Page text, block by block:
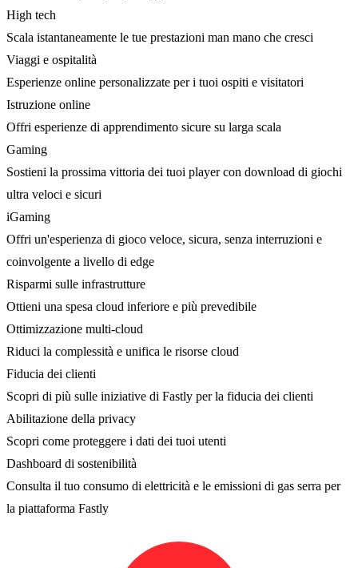
High tech
Scala istantaneamente le tue prestazioni man mano che cresci
Viaggi e ospitalità
Esperienze online personalizzate per i tuoi ospiti e visitatori
Istruzione online
Offri esperienze di apprendimento sicure su larga scala
Gaming
Sostieni la prossima vittoria dei tuoi player con download di giochi
ultra veloci e sicuri
iGaming
Offri un'esperienza di gioco veloce, sicura, senza interruzioni e
coinvolgente a livello di edge
Risparmi sulle infrastrutture
Ottieni una spesa cloud inferiore e più prevedibile
Ottimizzazione multi-cloud
Riduci la complessità e unifica le risorse cloud
Fiducia dei clienti
Scopri di più sulle iniziative di Fastly per la fiducia dei clienti
Abilitazione della privacy
Scopri come proteggere i dati dei tuoi utenti
Dashboard di sostenibilità
Consulta il tuo consumo di elettricità e le emissioni di gas serra per
la piattaforma Fastly